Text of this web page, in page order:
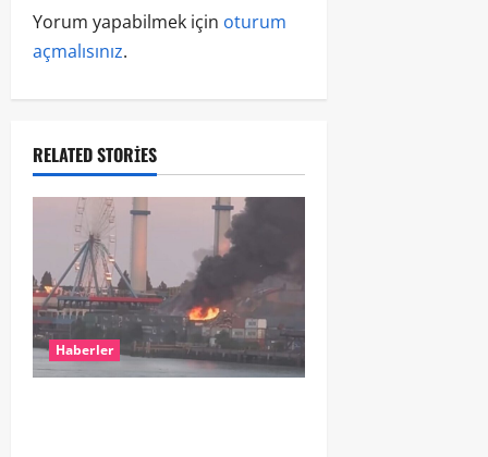
Yorum yapabilmek için oturum
açmalısınız.
RELATED STORIES
Haberler